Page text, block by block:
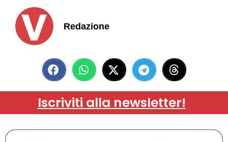
Redazione
Iscriviti alla newsletter!